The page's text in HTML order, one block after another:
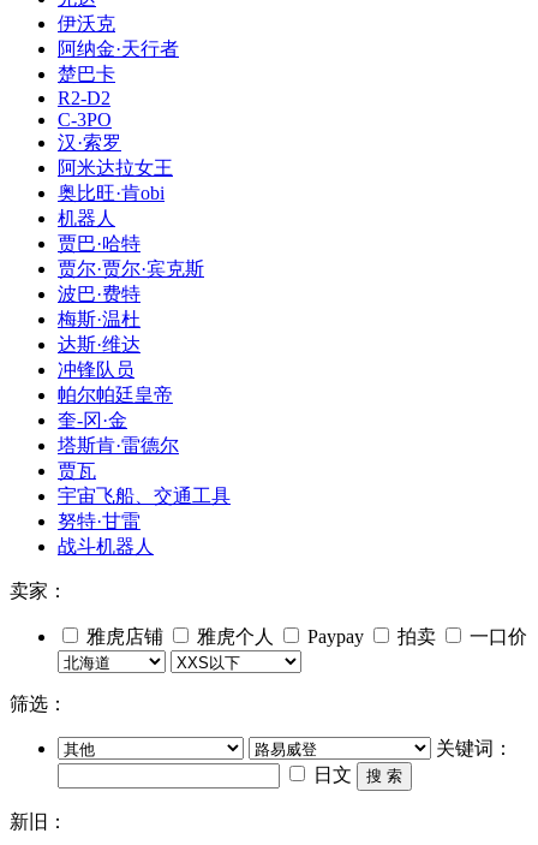
伊沃克
阿纳金·天行者
楚巴卡
R2-D2
C-3PO
汉·索罗
阿米达拉女王
奥比旺·肯obi
机器人
贾巴·哈特
贾尔·贾尔·宾克斯
波巴·费特
梅斯·温杜
达斯·维达
冲锋队员
帕尔帕廷皇帝
奎-冈·金
塔斯肯·雷德尔
贾瓦
宇宙飞船、交通工具
努特·甘雷
战斗机器人
卖家：
雅虎店铺 雅虎个人 Paypay 拍卖 一口价
筛选：
关键词：
日文
搜 索
新旧：